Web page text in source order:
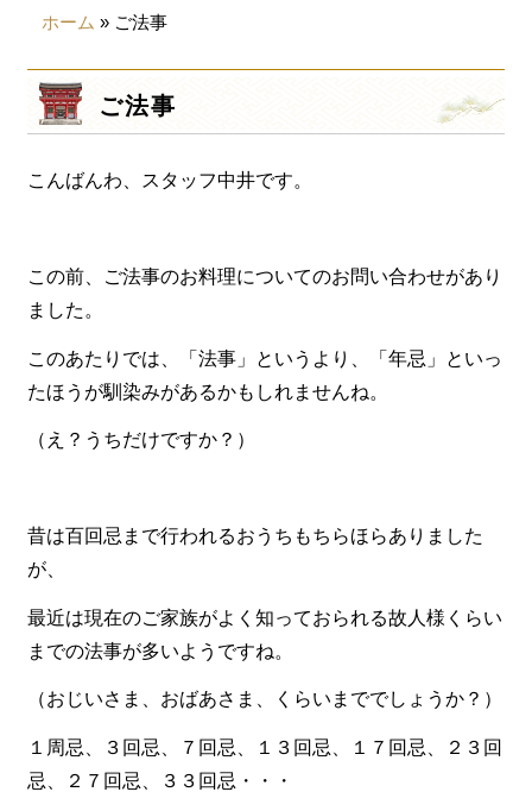
価格から選ぶ
~999円
1,000~1,999円
3,000~3999円
4,000~7999円
8,000円~
お肉メイン弁当
お野菜メイン弁当
寿司・会席膳
ホーム » ご法事
ご法事
こんばんわ、スタッフ中井です。
この前、ご法事のお料理についてのお問い合わせがあり
ました。
このあたりでは、「法事」というより、「年忌」といっ
たほうが馴染みがあるかもしれませんね。
（え？うちだけですか？）
昔は百回忌まで行われるおうちもちらほらありました
が、
最近は現在のご家族がよく知っておられる故人様くらい
までの法事が多いようですね。
（おじいさま、おばあさま、くらいまででしょうか？）
１周忌、３回忌、７回忌、１３回忌、１７回忌、２３回
忌、２７回忌、３３回忌・・・